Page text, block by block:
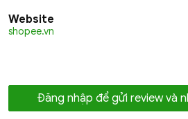
Website
shopee.vn
Đăng nhập để gửi review và